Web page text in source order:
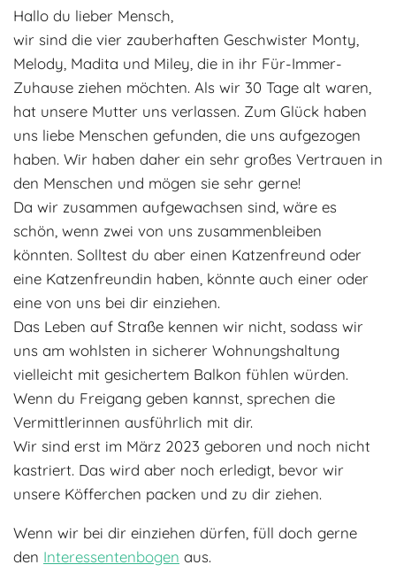
Zuhause gefunden
Regenbogenbrücke
Adoptantenberichte
Infos rund um die Katze
Interessentenbogen
Kontaktformular
FAQ
Blog
Hallo du lieber Mensch,
wir sind die vier zauberhaften Geschwister Monty,
Melody, Madita und Miley, die in ihr Für-Immer-
Zuhause ziehen möchten. Als wir 30 Tage alt waren,
hat unsere Mutter uns verlassen. Zum Glück haben
uns liebe Menschen gefunden, die uns aufgezogen
haben. Wir haben daher ein sehr großes Vertrauen in
den Menschen und mögen sie sehr gerne!
Da wir zusammen aufgewachsen sind, wäre es
schön, wenn zwei von uns zusammenbleiben
könnten. Solltest du aber einen Katzenfreund oder
eine Katzenfreundin haben, könnte auch einer oder
eine von uns bei dir einziehen.
Das Leben auf Straße kennen wir nicht, sodass wir
uns am wohlsten in sicherer Wohnungshaltung
vielleicht mit gesichertem Balkon fühlen würden.
Wenn du Freigang geben kannst, sprechen die
Vermittlerinnen ausführlich mit dir.
Wir sind erst im März 2023 geboren und noch nicht
kastriert. Das wird aber noch erledigt, bevor wir
unsere Köfferchen packen und zu dir ziehen.
Wenn wir bei dir einziehen dürfen, füll doch gerne
den Interessentenbogen aus.